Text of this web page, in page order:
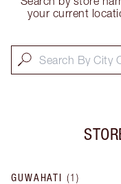
your current
GUWAHATI (1 )